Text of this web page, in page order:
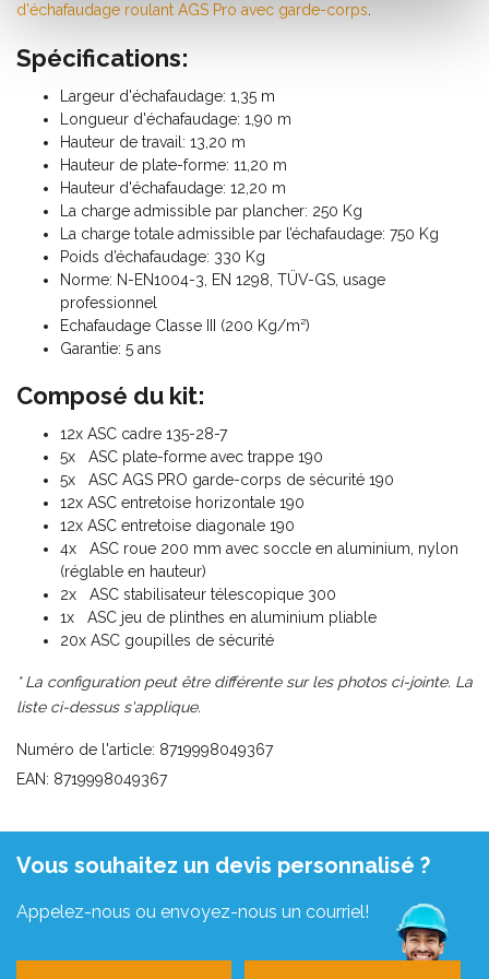
d'échafaudage roulant AGS Pro avec garde-corps
Spécifications:
Largeur d'échafaudage: 1,35 m
Longueur d'échafaudage: 1,90 m
Hauteur de travail: 13,20 m
Hauteur de plate-forme: 11,20 m
Hauteur d'échafaudage: 12,20 m
La charge admissible par plancher: 250 Kg
La charge totale admissible par l’échafaudage: 750 Kg
Poids d’échafaudage: 330 Kg
Norme: N-EN1004-3, EN 1298, TÜV-GS, usage
professionnel
Echafaudage Classe III (200 Kg/m²)
Garantie: 5 ans
Composé du kit:
12x ASC cadre 135-28-7
5x ASC plate-forme avec trappe 190
5x ASC AGS PRO garde-corps de sécurité 190
12x ASC entretoise horizontale 190
12x ASC entretoise diagonale 190
4x ASC roue 200 mm avec soccle en aluminium, nylon
(réglable en hauteur)
2x ASC stabilisateur télescopique 300
1x ASC jeu de plinthes en aluminium pliable
20x ASC goupilles de sécurité
* La configuration peut être différente sur les photos ci-jointe. La
liste ci-dessus s'applique.
Numéro de l'article: 8719998049367
EAN: 8719998049367
Vous souhaitez un devis personnalisé ?
Appelez-nous ou envoyez-nous un courriel!